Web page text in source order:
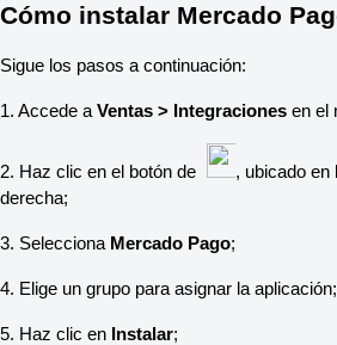
Cómo instalar Mercado
Sigue los pasos a continuación:
1. Accede a Ventas > Integraciones en el
2. Haz clic en el botón de
, ubicado en
derecha;
3. Selecciona Mercado Pago;
4. Elige un grupo para asignar la aplicación;
5. Haz clic en Instalar;